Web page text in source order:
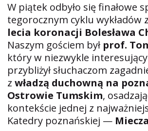
W piątek odbyło się finałowe
tegorocznym cyklu wykładów
lecia koronacji Bolesława
Naszym gościem był prof.
który w niezwykle
przybliżył słuchaczom
z władzą duchowną na
Ostrowie Tumskim,
kontekście jednej z
Katedry poznańskiej —